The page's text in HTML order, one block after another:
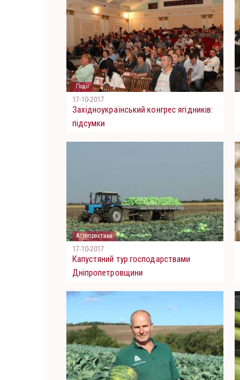
Події
17-10-2017
Західноукраїнський конгрес ягідників:
підсумки
Агропрактика
17-10-2017
Капустяний тур господарствами
Дніпропетровщини